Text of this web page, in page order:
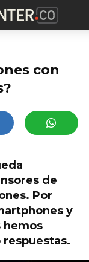
con
de
Por
y
hemos